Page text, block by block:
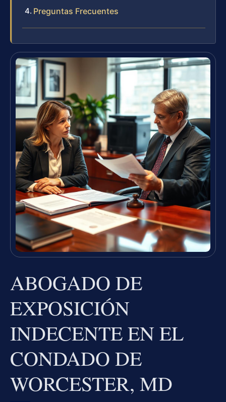
Preguntas Frecuentes
ABOGADO DE
EXPOSICIÓN
INDECENTE EN EL
CONDADO DE
WORCESTER, MD